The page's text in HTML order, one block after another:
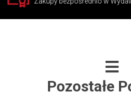
Pozostałe